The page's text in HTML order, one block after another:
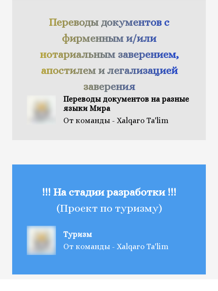
Переводы документов с
фирменным и/или
нотариальным заверением,
апостилем и легализацией
заверения
Переводы документов на разные
языки Мира
От команды - Xalqaro Ta'lim
!!! На стадии разработки !!!
(Проект по туризму)
Туризм
От команды - Xalqaro Ta'lim